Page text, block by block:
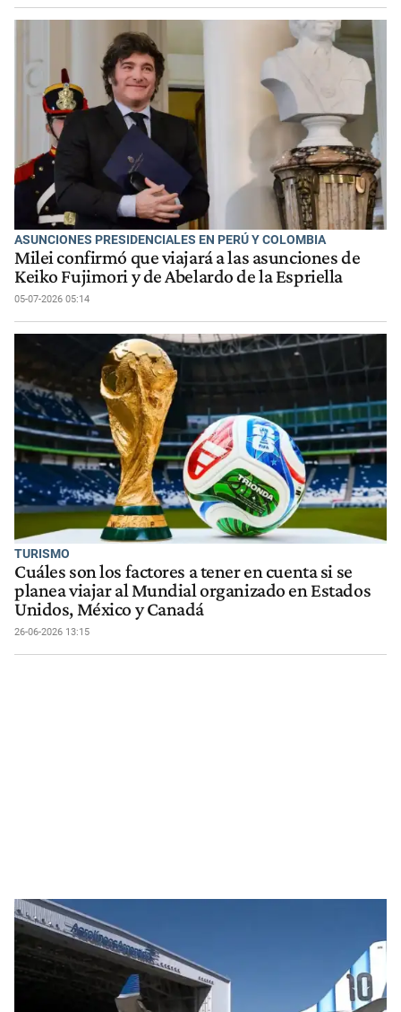
ASUNCIONES PRESIDENCIALES EN PERÚ Y COLOMBIA
Milei confirmó que viajará a las asunciones de
Keiko Fujimori y de Abelardo de la Espriella
05-07-2026 05:14
TURISMO
Cuáles son los factores a tener en cuenta si se
planea viajar al Mundial organizado en Estados
Unidos, México y Canadá
26-06-2026 13:15